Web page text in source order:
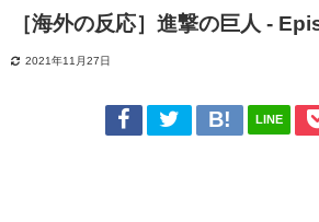
［海外の反応］進撃の巨人 -
2021年11月27日
LINE